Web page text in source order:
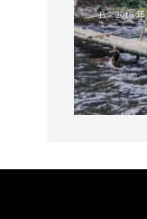
B 2019